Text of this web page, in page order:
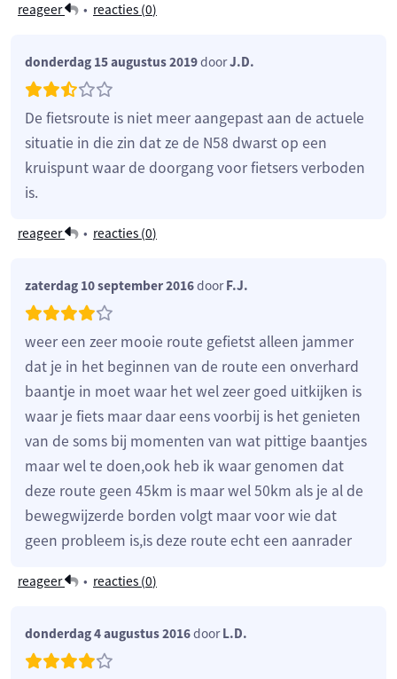
reageer • reacties (0)
donderdag 15 augustus 2019doorJ.D.
De fietsroute is niet meer aangepast aan de actuele
situatie in die zin dat ze de N58 dwarst op een
kruispunt waar de doorgang voor fietsers verboden
is.
reageer • reacties (0)
zaterdag 10 september 2016doorF.J.
weer een zeer mooie route gefietst alleen jammer
dat je in het beginnen van de route een onverhard
baantje in moet waar het wel zeer goed uitkijken is
waar je fiets maar daar eens voorbij is het genieten
van de soms bij momenten van wat pittige baantjes
maar wel te doen,ook heb ik waar genomen dat
deze route geen 45km is maar wel 50km als je al de
bewegwijzerde borden volgt maar voor wie dat
geen probleem is,is deze route echt een aanrader
reageer • reacties (0)
donderdag 4 augustus 2016doorL.D.